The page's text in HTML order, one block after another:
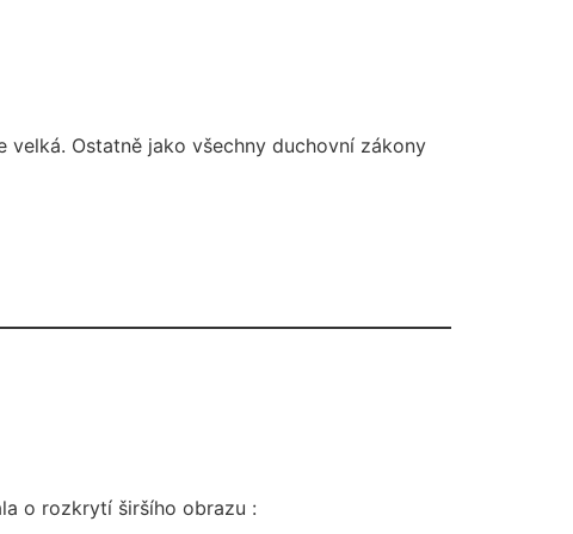
velká. Ostatně jako všechny duchovní zákony
o rozkrytí širšího obrazu :